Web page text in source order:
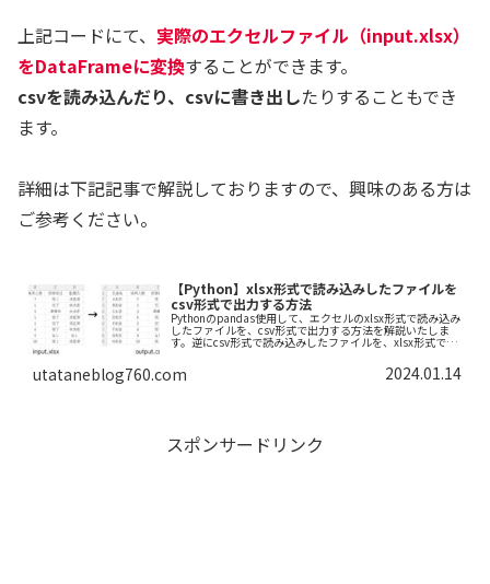
上記コードにて、 実際のエクセルファイル（input.xlsx）
をDataFrameに変換することができます。
csvを読み込んだり、csvに書き出したりすることもでき
ます。
詳細は下記記事で解説しておりますので、興味のある方は
ご参考ください。
【Python】xlsx形式で読み込みしたファイルを
csv形式で出力する方法
Pythonのpandas使用して、エクセルのxlsx形式で読み込み
したファイルを、csv形式で出力する方法を解説いたしま
す。逆にcsv形式で読み込みしたファイルを、xlsx形式で出
力する方法や、pandasのインストール方法も解説していま
utataneblog760.com 2024.01.14
スポンサードリンク